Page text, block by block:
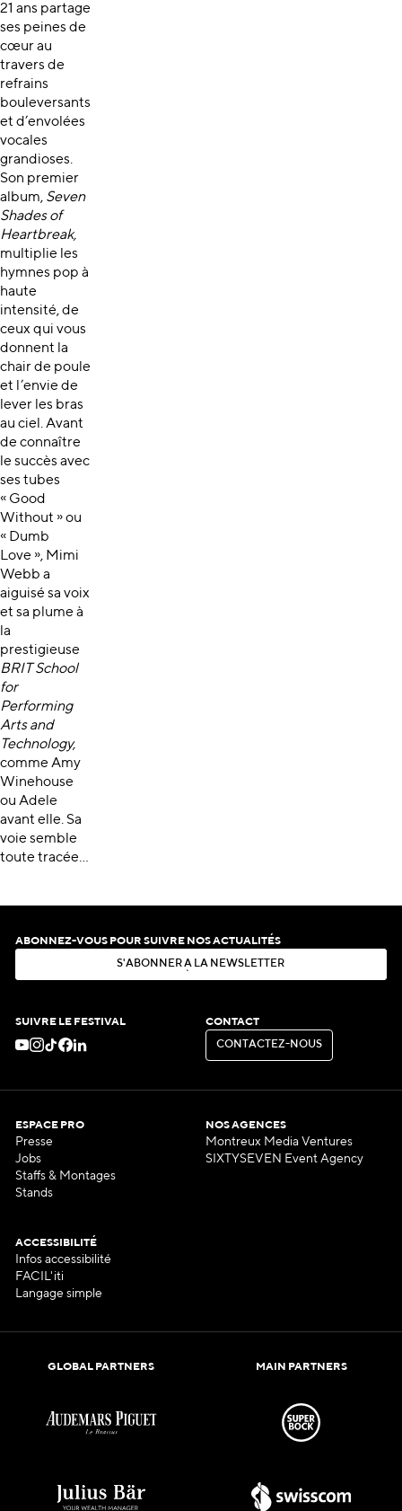
21 ans partage
ses peines de
cœur au
travers de
refrains
bouleversants
et d’envolées
vocales
grandioses.
Son premier
album, Seven
Shades of
Heartbreak,
multiplie les
hymnes pop à
haute
intensité, de
ceux qui vous
donnent la
chair de poule
et l’envie de
lever les bras
au ciel. Avant
de connaître
le succès avec
ses tubes
« Good
Without » ou
« Dumb
Love », Mimi
Webb a
aiguisé sa voix
et sa plume à
la
prestigieuse
BRIT School
for
Performing
Arts and
Technology,
comme Amy
Winehouse
ou Adele
avant elle. Sa
voie semble
toute tracée…
ABONNEZ-VOUS POUR SUIVRE NOS ACTUALITÉS
S'ABON N ER À LA N EWSLE ER
SUIVRE LE FESTIVAL CONTACT
CON ACT EZ-N OUS
CONTACTEZ-NOUS
ESPACE PRO
Presse
Jobs
Staffs & Montages
Stands
NOS AGENCES
Montreux Media Ventures
SIXTYSEVEN Event Agency
ACCESSIBILITÉ
Infos accessibilité
FACIL'iti
Langage simple
GLOBAL PARTNERS MAIN PARTNERS